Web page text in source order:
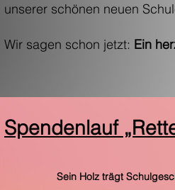
unserer schönen neuen
Wir sagen schon jetzt: Ein
Spendenlauf
Sein Holz trägt